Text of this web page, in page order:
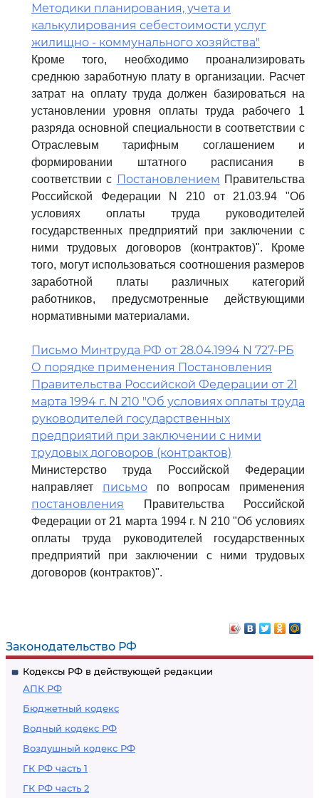
Законодательство РФ
Кодексы РФ в действующей редакции
АПК РФ
Бюджетный кодекс
Водный кодекс РФ
Воздушный кодекс РФ
ГК РФ часть 1
ГК РФ часть 2
Методики планирования, учета и
калькулирования себестоимости услуг
жилищно - коммунального хозяйства"
Кроме того, необходимо проанализировать
среднюю заработную плату в организации. Расчет
затрат на оплату труда должен базироваться на
установлении уровня оплаты труда рабочего 1
разряда основной специальности в соответствии с
Отраслевым тарифным соглашением и
формировании штатного расписания в
соответствии с Постановлением Правительства
Российской Федерации N 210 от 21.03.94 "Об
условиях оплаты труда руководителей
государственных предприятий при заключении с
ними трудовых договоров (контрактов)". Кроме
того, могут использоваться соотношения размеров
заработной платы различных категорий
работников, предусмотренные действующими
нормативными материалами.
Письмо Минтруда РФ от 28.04.1994 N 727-РБ
О порядке применения Постановления
Правительства Российской Федерации от 21
марта 1994 г. N 210 "Об условиях оплаты труда
руководителей государственных
предприятий при заключении с ними
трудовых договоров (контрактов)
Министерство труда Российской Федерации
направляет письмопо вопросам применения
постановления
Правительства Российской
Федерации от 21 марта 1994 г. N 210 "Об условиях
оплаты труда руководителей государственных
предприятий при заключении с ними трудовых
договоров (контрактов)".